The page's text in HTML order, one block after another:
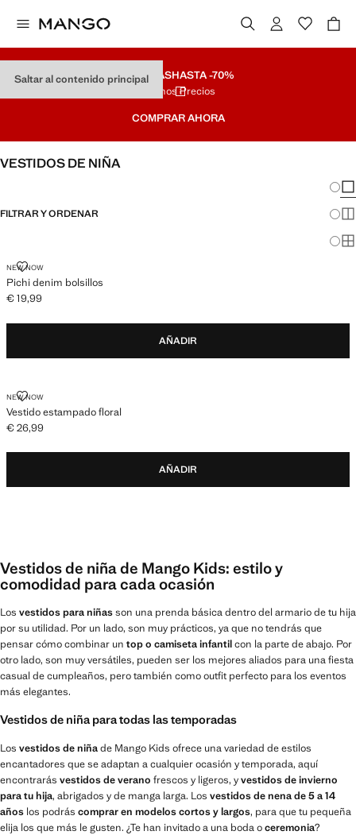
Saltar al contenido principal
REBAJASHASTA -70%
Últimos Precios
COMPRAR AHORA
VESTIDOS DE NIÑA
FILTRAR Y ORDENAR
NEW NOW
Pichi denim bolsillos
PICHI DENIM BOLSILLOS
Precio actual [€ 19,99 ]
€ 19,99
AÑADIR
NEW NOW
Vestido estampado floral
VESTIDO ESTAMPADO FLORAL
Precio actual [€ 26,99 ]
€ 26,99
AÑADIR
Vestidos de niña de Mango Kids: estilo y
comodidad para cada ocasión
Los vestidos para niñasson una prenda básica dentro del armario de tu hija
por su utilidad. Por un lado, son muy prácticos, ya que no tendrás que
pensar cómo combinar un top o camiseta infantilcon la parte de abajo. Por
otro lado, son muy versátiles, pueden ser los mejores aliados para una fiesta
casual de cumpleaños, pero también como outfit perfecto para los eventos
más elegantes.
Vestidos de niña para todas las temporadas
Los vestidos de niñade Mango Kids ofrece una variedad de estilos
encantadores que se adaptan a cualquier ocasión y temporada, aquí
encontrarás vestidos de verano frescos y ligeros, yvestidos de invierno
para tu hija, abrigados y de manga larga. Los vestidos de nena de 5 a 14
años los podrás comprar en modelos cortos y largos, para que tu pequeña
elija los que más le gusten. ¿Te han invitado a una boda oceremonia?